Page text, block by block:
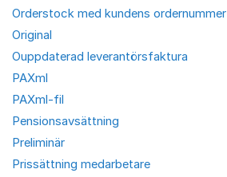
Orderstock med kundens ordernummer
Original
Ouppdaterad leverantörsfaktura
PAXml
PAXml-fil
Pensionsavsättning
Preliminär
Prissättning medarbetare